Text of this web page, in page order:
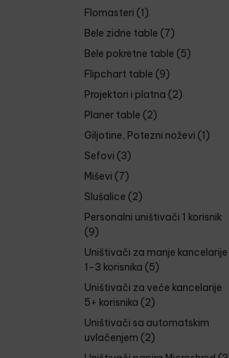
Flomasteri (1)
Bele zidne table (7)
Bele pokretne table (5)
Flipchart table (9)
Projektori i platna (2)
Planer table (2)
Giljotine, Potezni noževi (1)
Sefovi (3)
Miševi (7)
Slušalice (2)
Personalni uništivači 1 korisnik
(9)
Uništivači za manje kancelarije
1-3 korisnika (5)
Uništivači za veće kancelarije
5+ korisnika (2)
Uništivači sa automatskim
uvlačenjem (2)